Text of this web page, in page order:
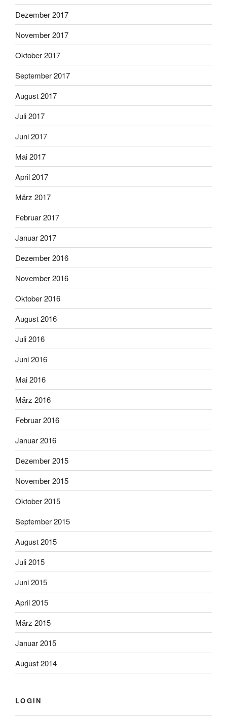
Dezember 2017
November 2017
Oktober 2017
September 2017
August 2017
Juli 2017
Juni 2017
Mai 2017
April 2017
März 2017
Februar 2017
Januar 2017
Dezember 2016
November 2016
Oktober 2016
August 2016
Juli 2016
Juni 2016
Mai 2016
März 2016
Februar 2016
Januar 2016
Dezember 2015
November 2015
Oktober 2015
September 2015
August 2015
Juli 2015
Juni 2015
April 2015
März 2015
Januar 2015
August 2014
LOGIN